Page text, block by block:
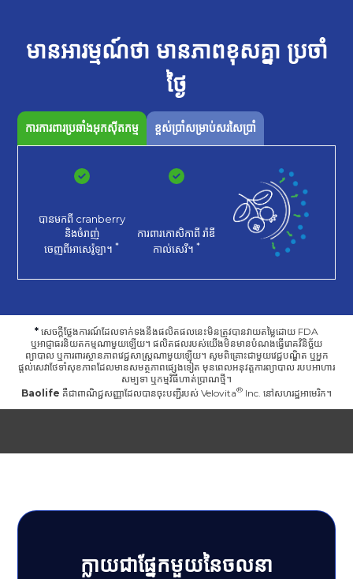
មានអារម្មណ៍ថា មានភាពខុសគ្នា ប្រចាំ
ថ្ងៃ
ការការពារប្រឆាំងអុកស៊ីតកម្ម ខ្ពស់ប្រាំសម្រាប់សរសៃប្រាំ
បានមកពី cranberry
និងចំរាញ់
ចេញពីអាសេរ៉ូឡា។ *
ការពារកោសិកាពី រ៉ាឌី
កាល់សេរី។ *
* សេចក្តីថ្លែងការណ៍ដែលទាក់ទងនឹងផលិតផលនេះមិនត្រូវបានវាយតម្លៃដោយ FDA
ឬអាជ្ញាធរនិយតកម្មណាមួយឡើយ។ ផលិតផលរបស់យើងមិនមានបំណងធ្វើរោគវិនិច្ឆ័យ
ព្យាបាល ឬការពារស្ថានភាពវេជ្ជសាស្ត្រណាមួយឡើយ។ សូមពិគ្រោះជាមួយវេជ្ជបណ្ឌិត ឬអ្នក
ផ្តល់សេវាថែទាំសុខភាពដែលមានសមត្ថភាពផ្សេងទៀត មុនពេលអនុវត្តការព្យាបាល របបអាហារ
សម្បទា ឬកម្មវិធីហាត់ប្រាណថ្មី។
Baolife គឺជាពាណិជ្ជសញ្ញាដែលបានចុះបញ្ជីរបស់ Velovita Inc. នៅសហរដ្ឋអាមេរិក។
ក្លាយជាផ្នែកមួយនៃចលនា